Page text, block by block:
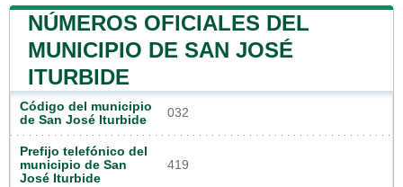
NÚMEROS OFICIALES DEL
MUNICIPIO DE SAN JOSÉ
ITURBIDE
Código del municipio
de San José Iturbide
032
Prefijo telefónico del
municipio de San
José Iturbide
419